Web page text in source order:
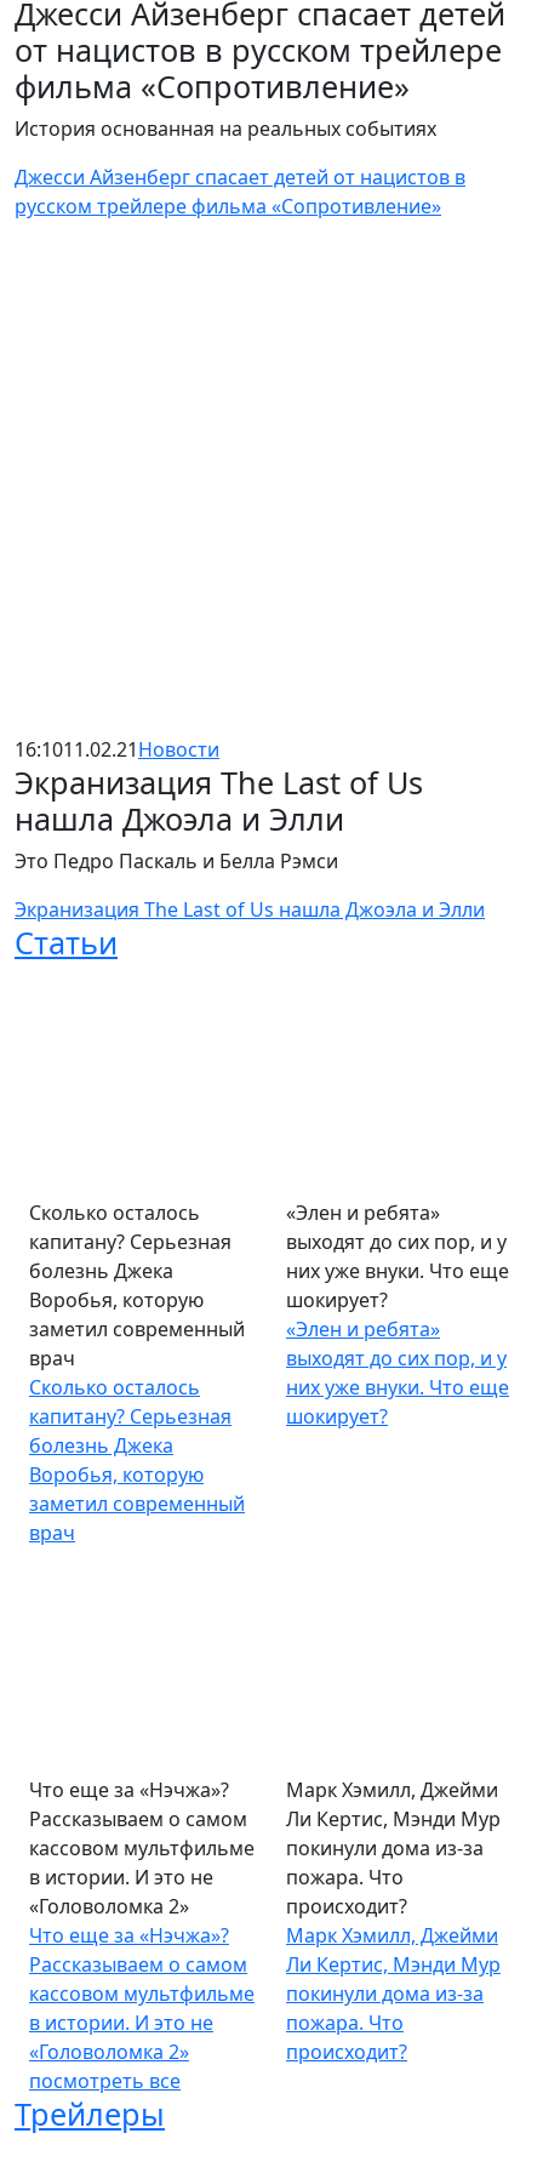
Джесси Айзенберг спасает детей
от нацистов в русском трейлере
фильма «Сопротивление»
История основанная на реальных событиях
Джесси Айзенберг спасает детей от нацистов в
русском трейлере фильма «Сопротивление»
16:1011.02.21Новости
Экранизация The Last of Us
нашла Джоэла и Элли
Это Педро Паскаль и Белла Рэмси
Экранизация The Last of Us нашла Джоэла и Элли
Статьи
Сколько осталось
капитану? Серьезная
болезнь Джека
Воробья, которую
заметил современный
врач
Сколько осталось
капитану? Серьезная
болезнь Джека
Воробья, которую
заметил современный
врач
«Элен и ребята»
выходят до сих пор, и у
них уже внуки. Что еще
шокирует?
«Элен и ребята»
выходят до сих пор, и у
них уже внуки. Что еще
шокирует?
Что еще за «Нэчжа»?
Рассказываем о самом
кассовом мультфильме
в истории. И это не
«Головоломка 2»
Что еще за «Нэчжа»?
Рассказываем о самом
кассовом мультфильме
в истории. И это не
«Головоломка 2»
Марк Хэмилл, Джейми
Ли Кертис, Мэнди Мур
покинули дома из-за
пожара. Что
происходит?
Марк Хэмилл, Джейми
Ли Кертис, Мэнди Мур
покинули дома из-за
пожара. Что
происходит?
посмотреть все
Трейлеры